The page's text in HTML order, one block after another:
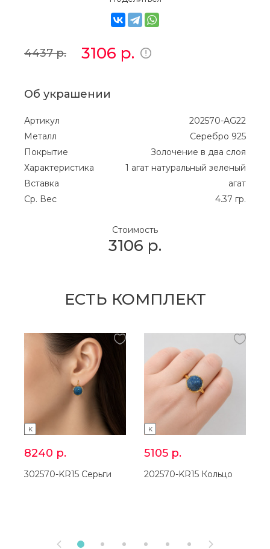
4437р. 3106 р.
Об украшении
Артикул
202570-AG22
Металл
Серебро 925
Покрытие
Золочение в два слоя
Характеристика
1 агат натуральный зеленый
Вставка
агат
Ср. Вес
4.37 гр.
Стоимость
3106 р.
ЕСТЬ КОМПЛЕКТ
K
8240 р.
302570-KR15 Серьги
K
5105 р.
202570-KR15 Кольцо
 